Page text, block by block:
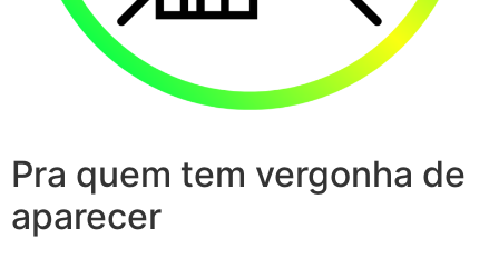
Pra quem tem vergonha de
aparecer